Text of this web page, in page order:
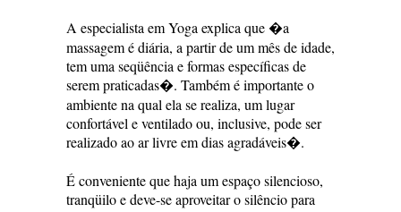
A especialista em Yoga explica que �a
massagem é diária, a partir de um mês de idade,
tem uma seqüência e formas específicas de
serem praticadas�. Também é importante o
ambiente na qual ela se realiza, um lugar
confortável e ventilado ou, inclusive, pode ser
realizado ao ar livre em dias agradáveis�.
É conveniente que haja um espaço silencioso,
tranqüilo e deve-se aproveitar o silêncio para